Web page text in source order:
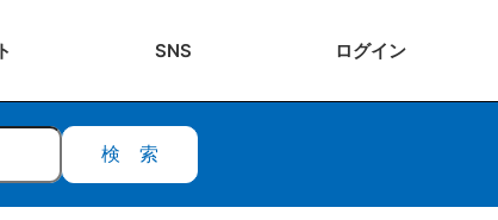
SNS ログイン
検索